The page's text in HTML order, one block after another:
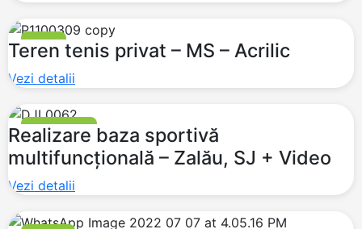
TENIS
Teren tenis privat – MS – Acrilic
Vezi detalii
MULTISPORT
Realizare baza sportivă
multifuncțională – Zalău, SJ + Video
Vezi detalii